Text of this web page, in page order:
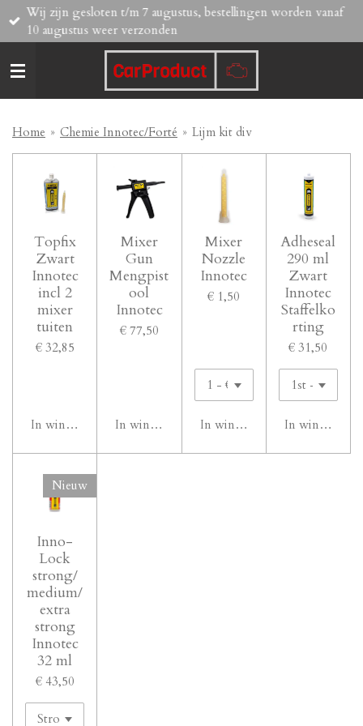
Ga
direct
de
Wij zijn gesloten t/m 7 augustus, bestellingen worden vanaf
10 augustus weer verzonden
Home » Chemie Innotec/Forté » Lijm kit div
Topfix
Zwart
Innotec
incl 2
mixer
tuiten
€ 32,85
In winkelwagen
Mixer
Gun
Mengpist
ool
Innotec
€ 77,50
In winkelwagen
Mixer
Nozzle
Innotec
€ 1,50
In winkelwagen
Adheseal
290 ml
Zwart
Innotec
Staffelko
rting
€ 31,50
In
Nieuw
Inno-
Lock
strong/
medium/
extra
strong
Innotec
32 ml
€ 43,50